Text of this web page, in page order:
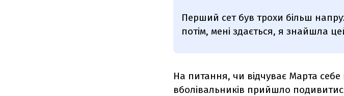
Перший сет був трохи більш
потім, мені здається, я знайшла
На питання, чи відчуває Марта себе
вболівальників прийшло